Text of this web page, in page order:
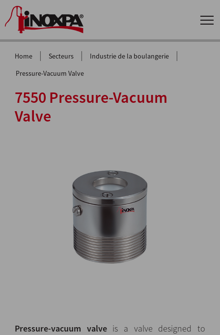
Home | Secteurs | Industrie de la boulangerie |
Pressure-Vacuum Valve
7550 Pressure-Vacuum
Valve
Pressure-vacuum valveis a valve designed to